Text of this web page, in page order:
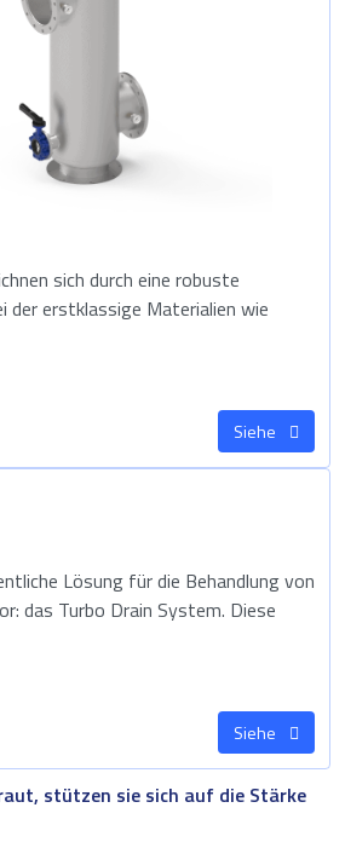
sich durch eine robuste
der erstklassige Materialien wie
Siehe
Lösung für die Behandlung von
das Turbo Drain System. Diese
Siehe
stützen sie sich auf die Stärke